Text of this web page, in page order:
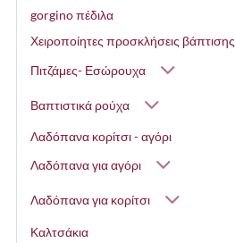
gorgino πέδιλα
Χειροποίητες προσκλήσεις βάπτισης
Πιτζάμες- Εσώρουχα
Βαπτιστικά ρούχα
Λαδόπανα κορίτσι - αγόρι
Λαδόπανα για αγόρι
Λαδόπανα για κορίτσι
Καλτσάκια